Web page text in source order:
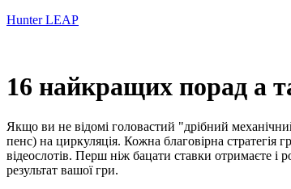
Hunter LEAP
16 найкращих порад а
Якщо ви не відомі головастий "дрібний
пенс) на циркуляція. Кожна благовірна стратегія
відеослотів. Перш ніж бацати ставки отримаєте і
результат вашої гри.